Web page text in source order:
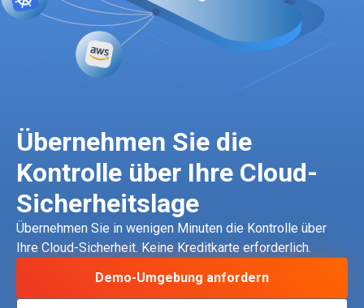
Übernehmen Sie die
Kontrolle über Ihre Cloud-
Sicherheitslage
Übernehmen Sie in wenigen Minuten die Kontrolle über
Ihre Cloud-Sicherheit. Keine Kreditkarte erforderlich.
Demo-Umgebung anfordern